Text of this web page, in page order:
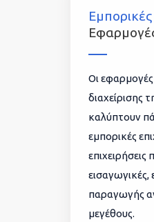
Εμπορικές
Οι
διαχείρισης
καλύπτουν
εμπορικές
εισαγωγικές,
παραγωγής
μεγέθους.